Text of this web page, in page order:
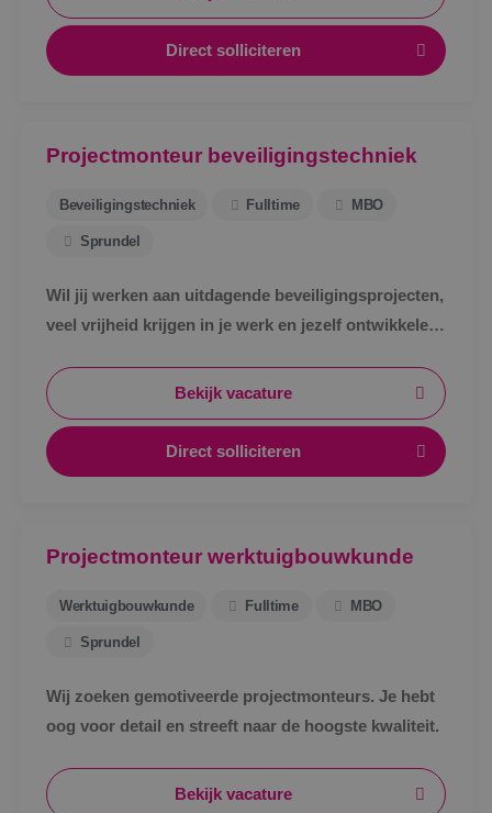
Direct solliciteren
Projectmonteur beveiligingstechniek
Beveiligingstechniek Fulltime MBO
Sprundel
Wil jij werken aan uitdagende beveiligingsprojecten,
veel vrijheid krijgen in je werk en jezelf ontwikkelen
Bekijk vacature
Direct solliciteren
Projectmonteur werktuigbouwkunde
Werktuigbouwkunde Fulltime MBO
Sprundel
Wij zoeken gemotiveerde projectmonteurs. Je hebt
oog voor detail en streeft naar de hoogste kwaliteit.
Bekijk vacature